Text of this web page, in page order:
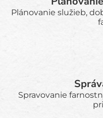
Plánovanie služieb,
Spravovanie